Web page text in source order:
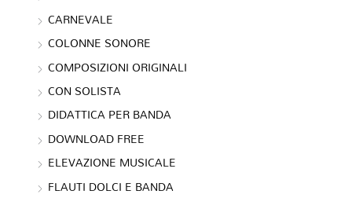
CARNEVALE
COLONNE SONORE
COMPOSIZIONI ORIGINALI
CON SOLISTA
DIDATTICA PER BANDA
DOWNLOAD FREE
ELEVAZIONE MUSICALE
FLAUTI DOLCI E BANDA